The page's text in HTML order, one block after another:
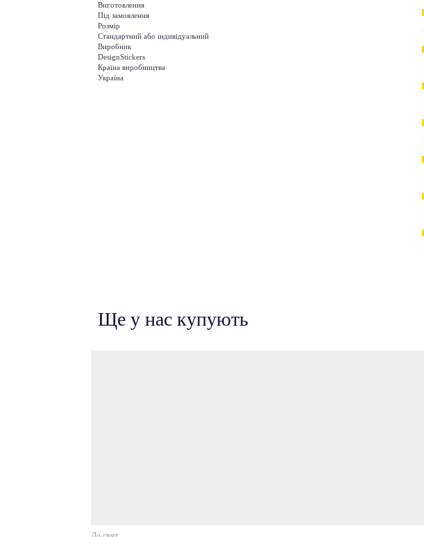
Виготовлення
Під замовлення
Розмір
Стандартний або індивідуальний
Виробник
DesignStickers
Країна виробництва
Україна
Ще у нас купують